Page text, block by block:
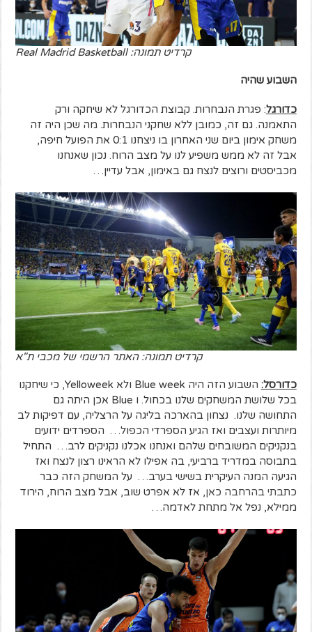
קרדיט תמונה: Real Madrid Basketball
השבוע שהיה
כדורגל: פגרת הנבחרות. קבוצת הכדורגל לא שיחקה ורק
התאמנה. גם זה, כמובן ללא שחקני הנבחרות. מה שכן היה זה
משחק אימון ביום שני האחרון בו ניצחנו 0:1 את הפועל חיפה,
אבל זה לא ממש משפיע לנו על מצב הרוח. נכון שאנחנו
מכביסטים ורוצים לנצח גם באימון, אבל עדיין…
קרדיט תמונה: האתר הרשמי של מכבי ת"א
כדורסל:
השבוע הזה היה Blue week ולא Yelloweek, כי שיחקנו
בכל שלושת המשחקים שלנו בכחול. ו Blue אכן היתה גם
התחושה שלנו. נצחון בהארכה בליגה על הרצליה, עם דפיקות לב
מיותרות ועצבים ואז הגיע הספרדי הכפול… הספרדים ידועים
בנקניקים המשובחים שלהם ואנחנו אכלנו נקניקים לרב… התחיל
בתבוסה במדריד ברביעי, בה אפילו לא הראינו רצון לנצח ואז
הגיעה המנה העיקרית בשישי בערב… על המשחק הזה כבר
כתבתי בהרחבה כאן, אז לא אפרט שוב, אבל מצב הרוח, הירוד
ממילא, נפל אל מתחת לאדמה…